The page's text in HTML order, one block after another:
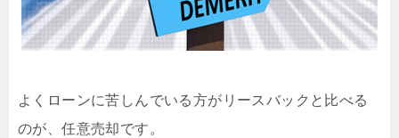
よくローンに苦しんでいる方がリースバックと比べる
のが、任意売却です。